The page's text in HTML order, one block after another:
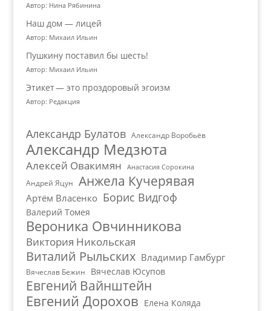
Автор: Нина Рябинина
Наш дом — лицей
Автор: Михаил Ильин
Пушкину поставил бы шесть!
Автор: Михаил Ильин
Этикет — это проздоровый эгоизм
Автор: Редакция
Александр Булатов Александр Воробьёв
Александр Медзюта
Алексей Овакимян Анастасия Сорокина
Андрей Яцун Анжела Кучерявая
Артём Власенко Борис Видгоф
Валерий Томея
Вероника Овчинникова
Виктория Никольская
Виталий Рыльских Владимир Гамбург
Вячеслав Бежин Вячеслав Юсупов
Евгений Вайнштейн
Евгений Дорохов Елена Коляда